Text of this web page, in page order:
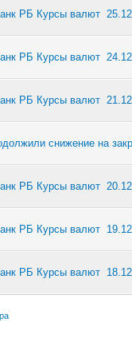
РБ Курсы валют
РБ Курсы валют
РБ Курсы валют
снижение на
РБ Курсы валют
РБ Курсы валют
РБ Курсы валют